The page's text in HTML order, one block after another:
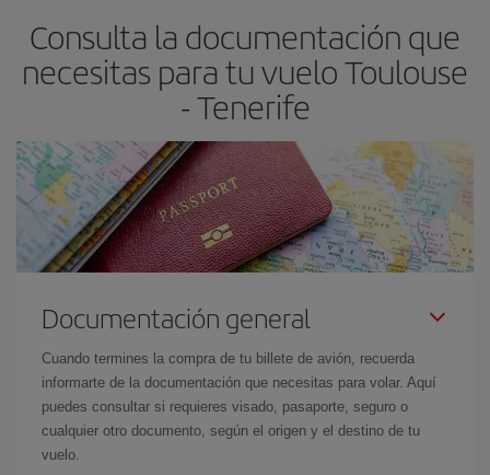
avión más baratos te saldrán. Además, si buscas los vuelos con
las fechas y los horarios del viaje un poco abiertos, podráselegir
el precio más barato.
Consulta la documentación que
necesitas para tu vuelo Toulouse
- Tenerife
Documentación general
Cuando termines la compra de tu billete de avión, recuerda
informarte de la documentación que necesitas para volar. Aquí
puedes consultar si requieres visado, pasaporte, seguro o
cualquier otro documento, según el origen y el destino de tu
vuelo.